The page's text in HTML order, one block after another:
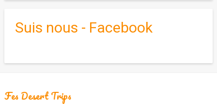
Suis nous - Facebook
Fes Desert Trips